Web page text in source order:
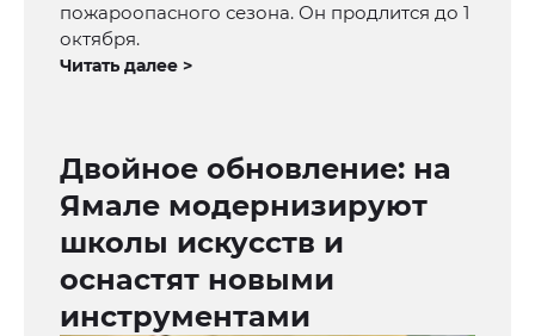
пожароопасного сезона. Он продлится до 1
октября.
Читать далее >
Двойное обновление: на
Ямале модернизируют
школы искусств и
оснастят новыми
инструментами